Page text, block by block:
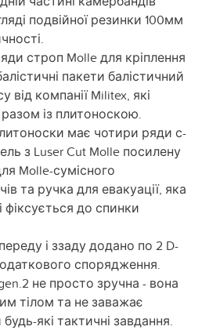
подвійної резинки 100мм
строп Molle для кріплення
пакети балістичний
від компанії Militex, які
із плитоноскою.
має чотири ряди с-
з Luser Cut Molle посилену
Molle-сумісного
та ручка для евакуації, яка
до спинки
і ззаду додано по 2 D-
спорядження.
не просто зручна - вона
тілом та не заважає
які тактичні завдання.